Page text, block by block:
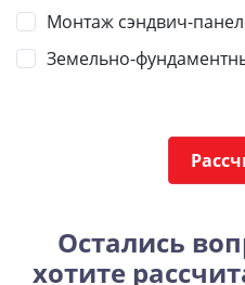
Монтаж сэндвич-
Земельно-
Остались
хотите